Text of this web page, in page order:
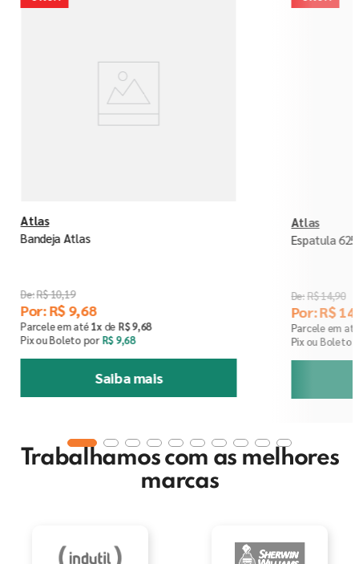
Atlas
Bandeja Atlas
R$10,19
Por:R$9,68
Parcele em até1x de R$9,68
Pix ou Boleto porR$ 9,68
Saiba mais
Atlas
Espatula
R$14,90
Por:R$14
Parcele em
Pix ou Boleto
Trabalhamos com as melhores
marcas